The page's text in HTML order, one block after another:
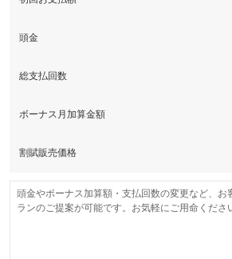
頭金
総支払回数
ボーナス月加算金額
割賦販売価格
頭金やボーナス加算額・支払回数の変更など、お
ランのご提案が可能です。お気軽にご用命くださ